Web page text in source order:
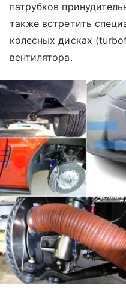
патрубков
также встретить
колесных дисках
вентилятора.